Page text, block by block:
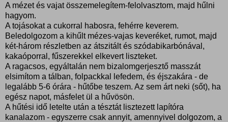
A mézet és vajat összemelegítem-felolvasztom, majd hűlni
hagyom.
A tojásokat a cukorral habosra, fehérre keverem.
Beledolgozom a kihűlt mézes-vajas keveréket, rumot, majd
két-három részletben az átszitált és szódabikarbónával,
kakaóporral, fűszerekkel elkevert liszteket.
A ragacsos, egyáltalán nem bizalomgerjesztő masszát
elsimítom a tálban, folpackkal lefedem, és éjszakára - de
legalább 5-6 órára - hűtőbe teszem. Az sem árt neki (sőt), ha
egész napot, másfelet ül a hűvösön.
A hűtési idő letelte után a tésztát lisztezett lapítóra
kanalazom - egyszerre csak annyit, amennyivel dolgozom, a